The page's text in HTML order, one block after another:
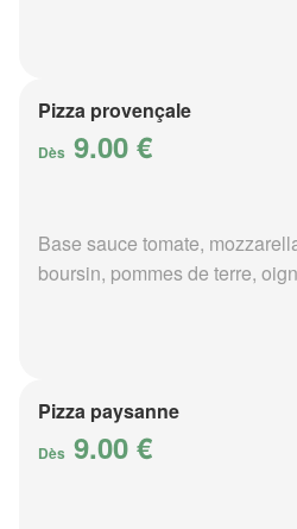
Pizza provençale
Dès 9.00 €
Base sauce tomate,
boursin, pommes de terre,
Pizza paysanne
Dès 9.00 €